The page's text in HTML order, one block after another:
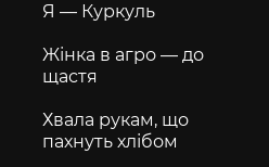
Я — Куркуль
Жінка в агро — до
щастя
Хвала рукам, що
пахнуть хлібом